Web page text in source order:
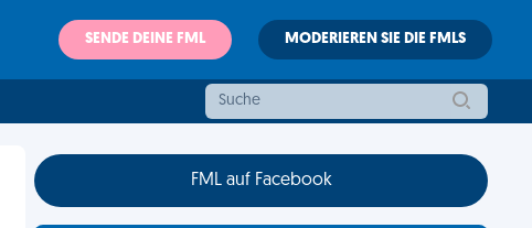
SENDE DEINE FML MODERIEREN SIE DIE FMLS
FML auf Facebook